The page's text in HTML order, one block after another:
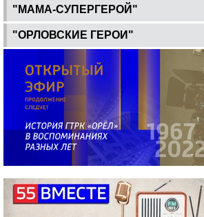
"МАМА-СУПЕРГЕРОЙ"
"ОРЛОВСКИЕ ГЕРОИ"